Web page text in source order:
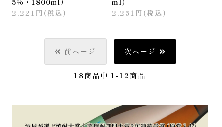
5%・1800ml）
2,221円(税込)
ml）
2,251円(税込)
前ページ 次ページ
18商品中 1-12 商品